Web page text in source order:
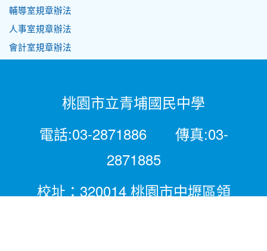
輔導室規章辦法
人事室規章辦法
會計室規章辦法
桃園市立青埔國民中學
電話:03-2871886 傳真:03-
2871885
校址：320014 桃園市中壢區領